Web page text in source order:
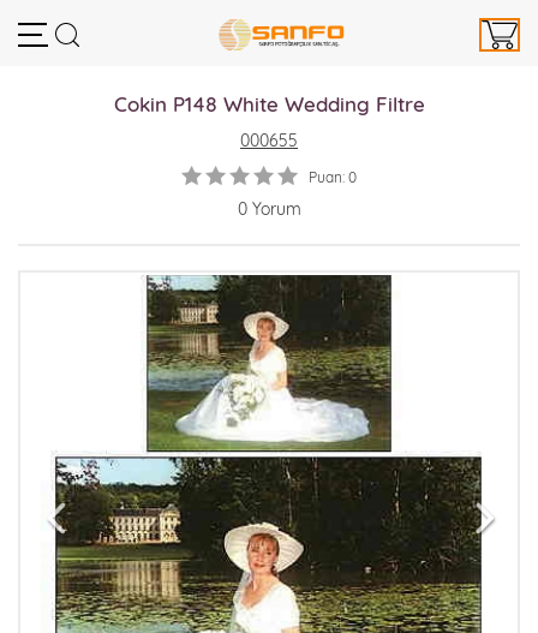
Cokin P148 White Wedding Filtre
000655
Puan: 0
0 Yorum